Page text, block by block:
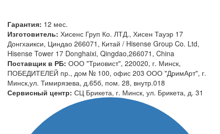
Гарантия: 12 мес.
Изготовитель: Хисенс Груп Ко. ЛТД., Хисен Тауэр 17
Донгхаикси, Циндао 266071, Китай / Hisense Group Co. Ltd,
Hisense Tower 17 Donghaixi, Qingdao,266071, China
Поставщик в РБ: ООО "Триовист", 220020, г. Минск,
ПОБЕДИТЕЛЕЙ пр., дом № 100, офис 203 ООО "ДримАрт", г.
Минск,ул. Тимирязева, д.65б, пом. 28, внутр.018
Сервисный центр: СЦ Брикета, г. Минск, ул. Брикета, д. 31